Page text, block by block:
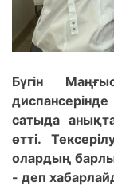
Бүгін
диспансерінде
сатыда
өтті.
олардың
- деп